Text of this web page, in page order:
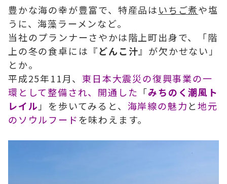
豊かな海の幸が豊富で、特産品はいちご煮や塩
うに、海藻ラーメンなど。
当社のプランナーさやかは階上町出身で、「階
上の冬の食卓には『どんこ汁』が欠かせない」
とか。
平成25年11月、 東日本大震災の復興事業の一
環として整備され、開通した 「みちのく潮風ト
レイル 」を歩いてみると、 海岸線の魅力と地元
のソウルフードを味わえます。